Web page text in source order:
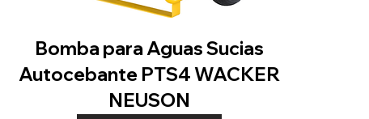
Bomba para Aguas Sucias
Autocebante PTS4 WACKER
NEUSON